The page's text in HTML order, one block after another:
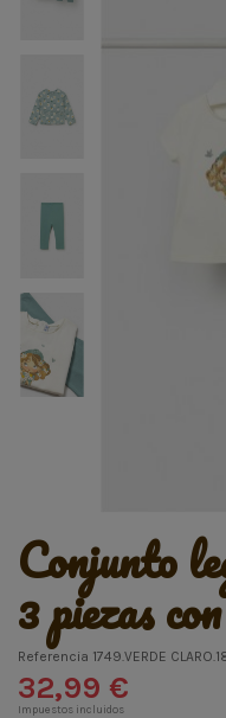
conjunto leggings
3 piezas
Referencia 1749.VERDE
32,99 €
Impuestos incluidos